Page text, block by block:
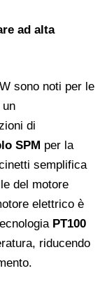
ad alta
sono noti per le
di
SPM per la
semplifica
del motore
elettrico è
PT100
riducendo